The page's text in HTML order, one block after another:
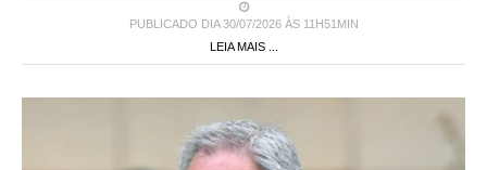
PUBLICADO DIA 30/07/2026 ÀS 11H51MIN
LEIA MAIS ...